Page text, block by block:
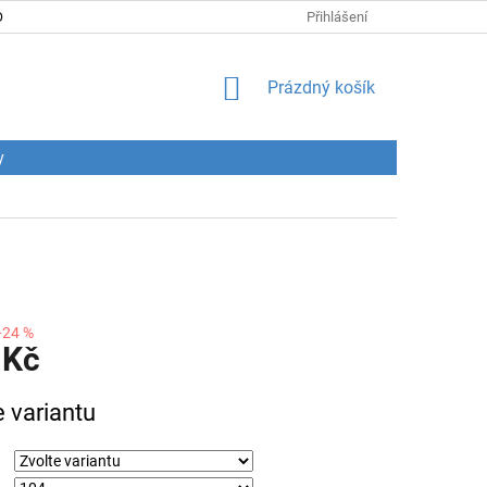
PODMÍNKY PODMÍNKY OCHRANY OSOBNÍCH ÚDAJŮ
Přihlášení
NÁKUPNÍ
Prázdný košík
%
variantu